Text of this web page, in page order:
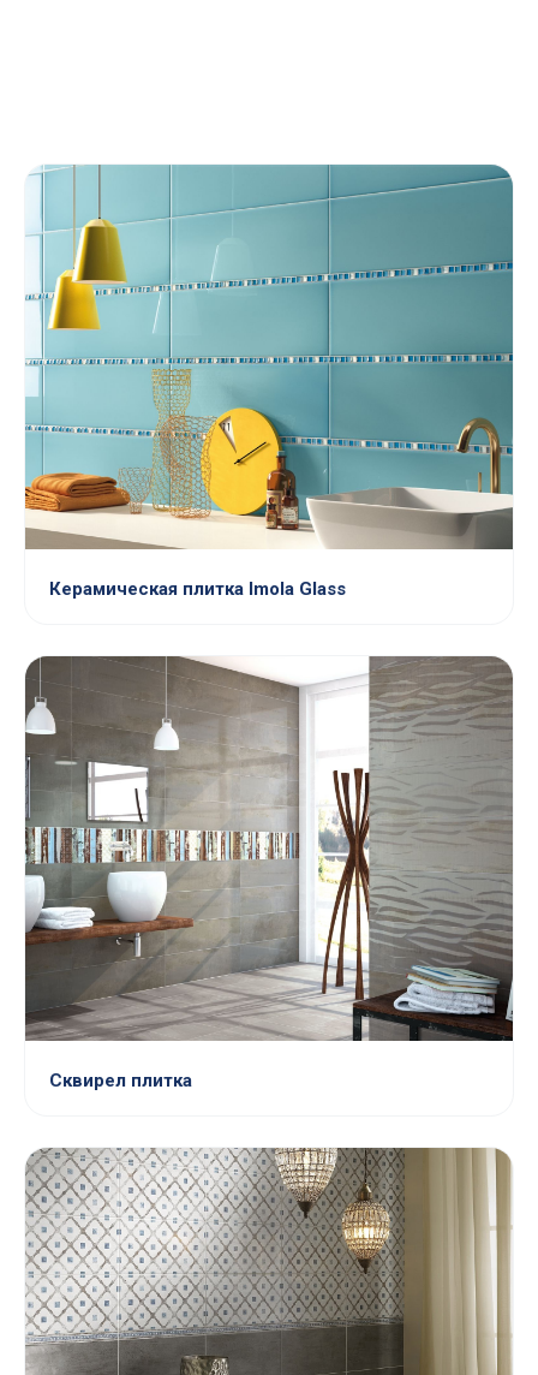
Керамическая плитка Imola Glass
Сквирел плитка